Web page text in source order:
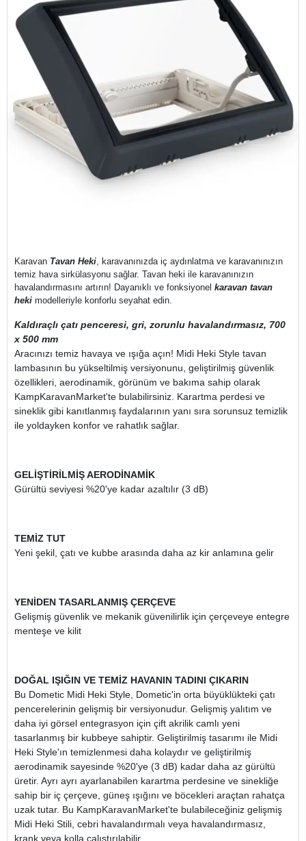
Karavan Tavan Heki, karavanınızda iç aydınlatma ve karavanınızın
temiz hava sirkülasyonu sağlar. Tavan heki ile karavanınızın
havalandırmasını artırın! Dayanıklı ve fonksiyonel karavan tavan
heki modelleriyle konforlu seyahat edin.
Kaldıraçlı çatı penceresi, gri, zorunlu havalandırmasız, 700
x 500 mm
Aracınızı temiz havaya ve ışığa açın! Midi Heki Style tavan
lambasının bu yükseltilmiş versiyonunu, geliştirilmiş güvenlik
özellikleri, aerodinamik, görünüm ve bakıma sahip olarak
KampKaravanMarket'te bulabilirsiniz. Karartma perdesi ve
sineklik gibi kanıtlanmış faydalarının yanı sıra sorunsuz temizlik
ile yoldayken konfor ve rahatlık sağlar.
GELİŞTİRİLMİŞ AERODİNAMİK
Gürültü seviyesi %20'ye kadar azaltılır (3 dB)
TEMİZ TUT
Yeni şekil, çatı ve kubbe arasında daha az kir anlamına gelir
YENİDEN TASARLANMIŞ ÇERÇEVE
Gelişmiş güvenlik ve mekanik güvenilirlik için çerçeveye entegre
menteşe ve kilit
DOĞAL IŞIĞIN VE TEMİZ HAVANIN TADINI ÇIKARIN
Bu Dometic Midi Heki Style, Dometic'in orta büyüklükteki çatı
pencerelerinin gelişmiş bir versiyonudur. Gelişmiş yalıtım ve
daha iyi görsel entegrasyon için çift akrilik camlı yeni
tasarlanmış bir kubbeye sahiptir. Geliştirilmiş tasarımı ile Midi
Heki Style'ın temizlenmesi daha kolaydır ve geliştirilmiş
aerodinamik sayesinde %20'ye (3 dB) kadar daha az gürültü
üretir. Ayrı ayrı ayarlanabilen karartma perdesine ve sinekliğe
sahip bir iç çerçeve, güneş ışığını ve böcekleri araçtan rahatça
uzak tutar. Bu KampKaravanMarket'te bulabileceğiniz gelişmiş
Midi Heki Stili, cebri havalandırmalı veya havalandırmasız,
krank veya kolla çalıştırılabilir.